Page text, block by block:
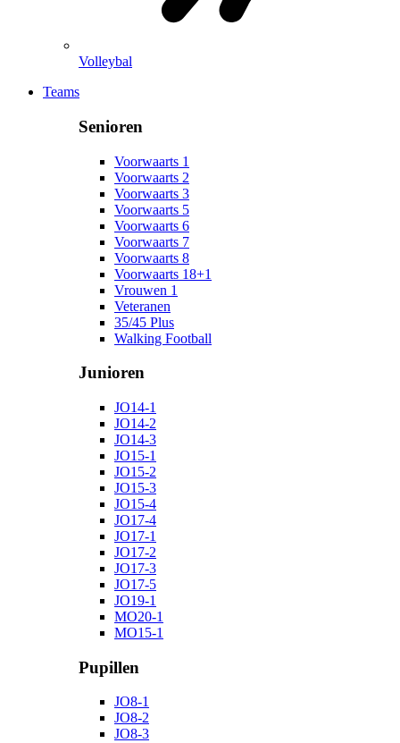
Volleybal
Teams
Senioren
Voorwaarts 1
Voorwaarts 2
Voorwaarts 3
Voorwaarts 5
Voorwaarts 6
Voorwaarts 7
Voorwaarts 8
Voorwaarts 18+1
Vrouwen 1
Veteranen
35/45 Plus
Walking Football
Junioren
JO14-1
JO14-2
JO14-3
JO15-1
JO15-2
JO15-3
JO15-4
JO17-4
JO17-1
JO17-2
JO17-3
JO17-5
JO19-1
MO20-1
MO15-1
Pupillen
JO8-1
JO8-2
JO8-3